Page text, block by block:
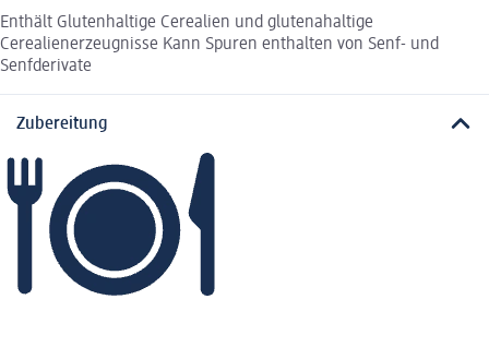
Enthält Glutenhaltige Cerealien und glutenahaltige
Cerealienerzeugnisse Kann Spuren enthalten von Senf- und
Senfderivate
Zubereitung